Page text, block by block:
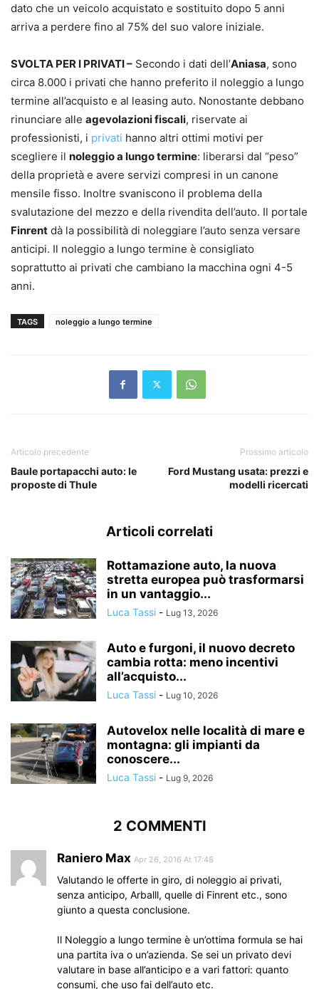
dato che un veicolo acquistato e sostituito dopo 5 anni
arriva a perdere fino al 75% del suo valore iniziale.
SVOLTA PER I PRIVATI – Secondo i dati dell’Aniasa, sono
circa 8.000 i privati che hanno preferito il noleggio a lungo
termine all’acquisto e al leasing auto. Nonostante debbano
rinunciare alle agevolazioni fiscali, riservate ai
professionisti, i privati hanno altri ottimi motivi per
scegliere il noleggio a lungo termine: liberarsi dal “peso”
della proprietà e avere servizi compresi in un canone
mensile fisso. Inoltre svaniscono il problema della
svalutazione del mezzo e della rivendita dell’auto. Il portale
Finrent dà la possibilità di noleggiare l’auto senza versare
anticipi. Il noleggio a lungo termine è consigliato
soprattutto ai privati che cambiano la macchina ogni 4-5
anni.
TAGS noleggio a lungo termine
Articolo precedente
Baule portapacchi auto: le
proposte di Thule
Prossimo articolo
Ford Mustang usata: prezzi e
modelli ricercati
Articoli correlati
Rottamazione auto, la nuova
stretta europea può trasformarsi
in un vantaggio...
Luca Tassi - Lug 13, 2026
Auto e furgoni, il nuovo decreto
cambia rotta: meno incentivi
all’acquisto...
Luca Tassi - Lug 10, 2026
Autovelox nelle località di mare e
montagna: gli impianti da
conoscere...
Luca Tassi - Lug 9, 2026
2 COMMENTI
Raniero Max Apr 26, 2016 At 17:48
Valutando le offerte in giro, di noleggio ai privati,
senza anticipo, Arballl, quelle di Finrent etc., sono
giunto a questa conclusione.
Il Noleggio a lungo termine è un’ottima formula se hai
una partita iva o un’azienda. Se sei un privato devi
valutare in base all’anticipo e a vari fattori: quanto
consumi, che uso fai dell’auto etc.